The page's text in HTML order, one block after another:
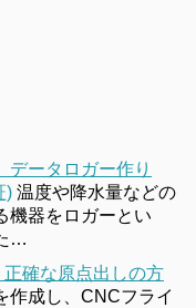
ータロガー作り
) 温度や降水量などの
機器をロガーとい
…
確な原点出しの方
作成し、CNCフライ